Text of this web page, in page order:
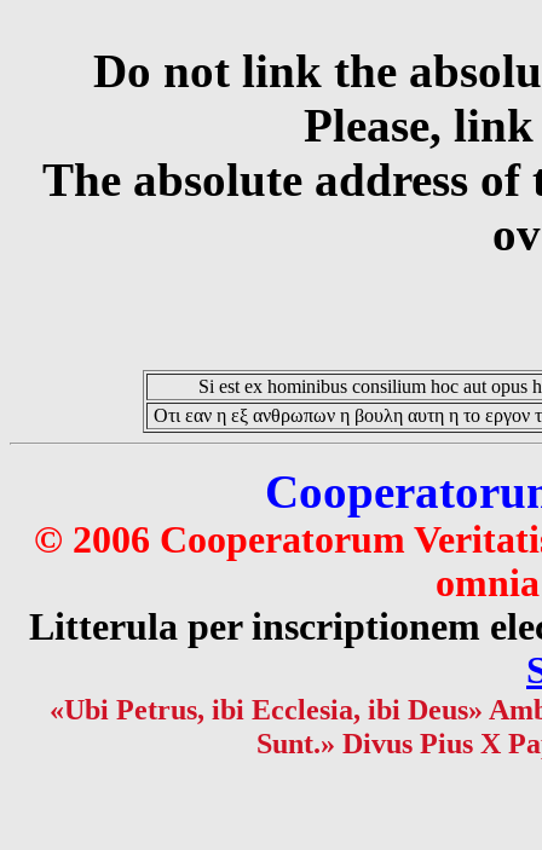
Do not link the
Please,
The absolute address
Si est ex hominibus consilium hoc aut opus
Οτι εαν η εξ ανθρωπων η βουλη αυτη η το εργον
© 2006 Cooperatorum
Litterula per inscriptionem
«Ubi Petrus, ibi Ecclesia, ibi Deus»
Sunt.» Divus Pius X